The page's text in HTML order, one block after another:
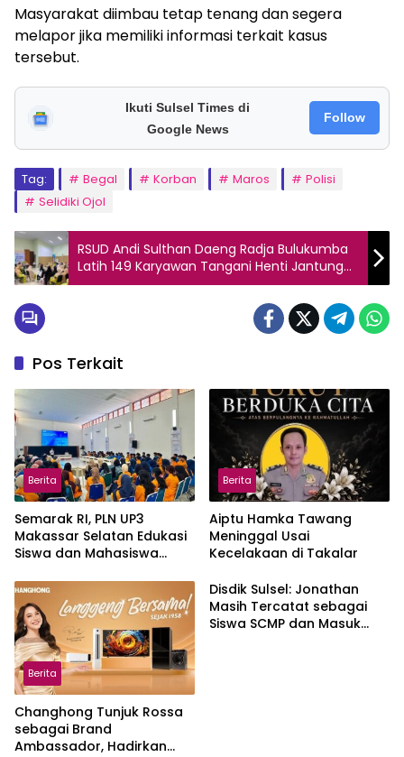
Masyarakat diimbau tetap tenang dan segera
melapor jika memiliki informasi terkait kasus
tersebut.
Ikuti Sulsel Times di
Google News
Follow
Tag: Begal Korban Maros
Polisi
Selidiki Ojol
RSUD Andi Sulthan Daeng Radja Bulukumba
Latih 149 Karyawan Tangani Henti Jantung
dan Napas
Pos Terkait
Berita
Semarak RI, PLN UP3
Makassar Selatan Edukasi
Siswa dan Mahasiswa
Berita
Aiptu Hamka Tawang
Meninggal Usai
Kecelakaan di Takalar
Berita
Changhong Tunjuk Rossa
sebagai Brand
Ambassador, Hadirkan
Disdik Sulsel: Jonathan
Masih Tercatat sebagai
Siswa SCMP dan Masuk